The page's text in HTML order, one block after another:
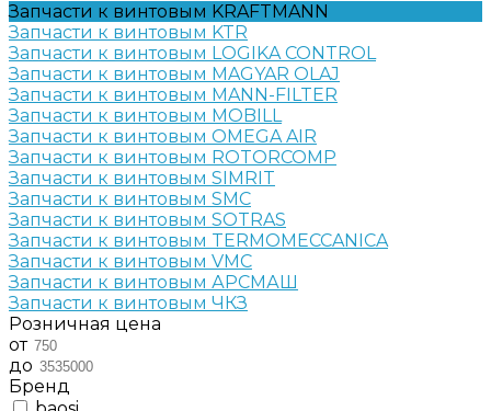
Запчасти к винтовым KRAFTMANN
Запчасти к винтовым KTR
Запчасти к винтовым LOGIKA CONTROL
Запчасти к винтовым MAGYAR OLAJ
Запчасти к винтовым MANN-FILTER
Запчасти к винтовым MOBILL
Запчасти к винтовым OMEGA AIR
Запчасти к винтовым ROTORCOMP
Запчасти к винтовым SIMRIT
Запчасти к винтовым SMC
Запчасти к винтовым SOTRAS
Запчасти к винтовым TERMOMECCANICA
Запчасти к винтовым VMC
Запчасти к винтовым АРСМАШ
Запчасти к винтовым ЧКЗ
Розничная цена
от
до
Бренд